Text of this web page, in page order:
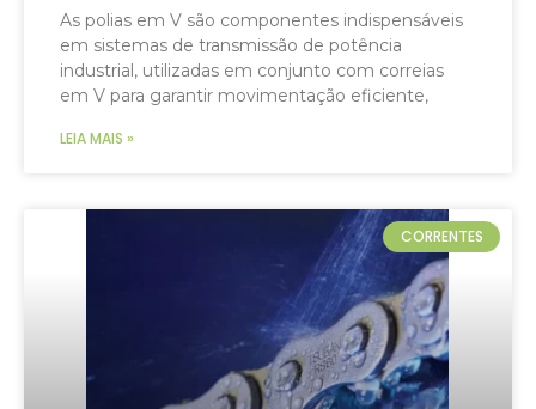
As polias em V são componentes indispensáveis
em sistemas de transmissão de potência
industrial, utilizadas em conjunto com correias
em V para garantir movimentação eficiente,
LEIA MAIS »
CORRENTES